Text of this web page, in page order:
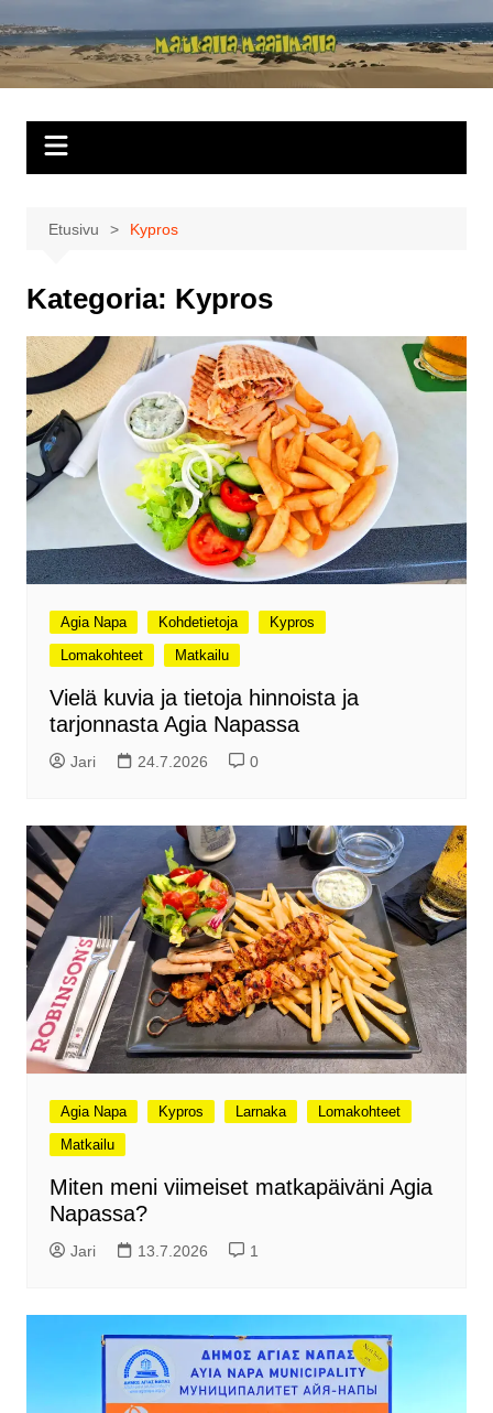
sisältöön
Matkalla
maailmalla
Etusivu Kypros
Kategoria: Kypros
Agia Napa Kohdetietoja
Kypros
Lomakohteet
Matkailu
Vielä kuvia ja tietoja hinnoista ja
tarjonnasta Agia Napassa
Jari 24.7.2026 0
Agia Napa Kypros Larnaka
Lomakohteet
Matkailu
Miten meni viimeiset matkapäiväni Agia
Napassa?
Jari 13.7.2026 1